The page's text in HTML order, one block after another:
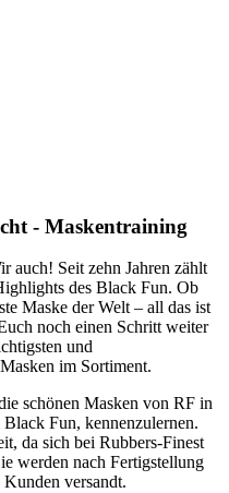
- Maskentraining
auch! Seit zehn Jahren zählt
des Black Fun. Ob
Maske der Welt – all das ist
noch einen Schritt weiter
und
im Sortiment.
schönen Masken von RF in
Fun, kennenzulernen.
da sich bei Rubbers-Finest
werden nach Fertigstellung
versandt.